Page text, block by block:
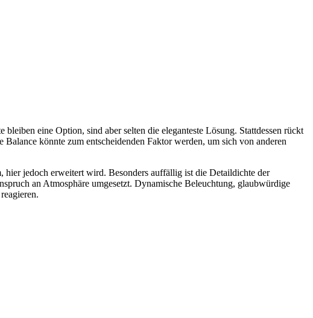
eine Option, sind aber selten die eleganteste Lösung. Stattdessen rückt
könnte zum entscheidenden Faktor werden, um sich von anderen
hier jedoch erweitert wird. Besonders auffällig ist die Detaildichte der
an Atmosphäre umgesetzt. Dynamische Beleuchtung, glaubwürdige